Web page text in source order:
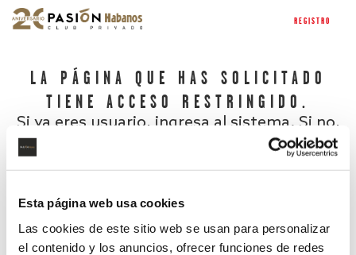
Esta página web usa cookies
Las cookies de este sitio web se usan para personalizar
el contenido y los anuncios, ofrecer funciones de redes
REGISTRO
LA PÁGINA QUE HAS SOLICITADO
TIENE ACCESO RESTRINGIDO.
Si ya eres usuario, ingresa al sistema. Si no,